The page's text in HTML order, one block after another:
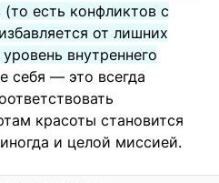
есть конфликтов с
от лишних
внутреннего
себя — это всегда
красоты становится
и целой миссией.